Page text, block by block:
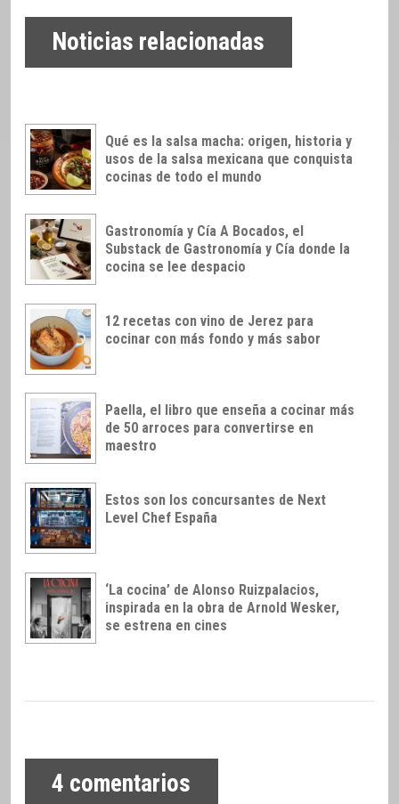
Noticias relacionadas
Qué es la salsa macha: origen, historia y
usos de la salsa mexicana que conquista
cocinas de todo el mundo
Gastronomía y Cía A Bocados, el
Substack de Gastronomía y Cía donde la
cocina se lee despacio
12 recetas con vino de Jerez para
cocinar con más fondo y más sabor
Paella, el libro que enseña a cocinar más
de 50 arroces para convertirse en
maestro
Estos son los concursantes de Next
Level Chef España
‘La cocina’ de Alonso Ruizpalacios,
inspirada en la obra de Arnold Wesker,
se estrena en cines
4 comentarios